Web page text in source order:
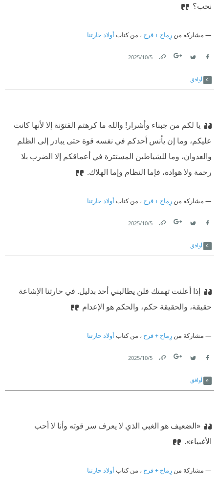
نحب؟
مشاركة من رِماح + فرح ، من كتاب أولاد حارتنا
5‏/10‏/2025
أوافق
يا لكم من جبناء وأشرار! والله ما كرهتم الفتوَنة إلا لأنها كانت
عليكم، وما إن يأنس أحدكم في نفسه قوة حتى يبادر إلى الظلم
والعدوان، وما للشياطين المستترة في أعماقكم إلا الضرب بلا
رحمة ولا هوادة، فإما النظام وإما الهلاك.
مشاركة من رِماح + فرح ، من كتاب أولاد حارتنا
5‏/10‏/2025
أوافق
إذا أعلنت تهمتك فلن يطالبني أحد بدليل. في حارتنا الإشاعة
حقيقة، والحقيقة حكم، والحكم هو الإعدام
مشاركة من رِماح + فرح ، من كتاب أولاد حارتنا
5‏/10‏/2025
أوافق
«الضعيف هو الغبي الذي لا يعرف سر قوته وأنا لا أحب
الأغبياء».
مشاركة من رِماح + فرح ، من كتاب أولاد حارتنا